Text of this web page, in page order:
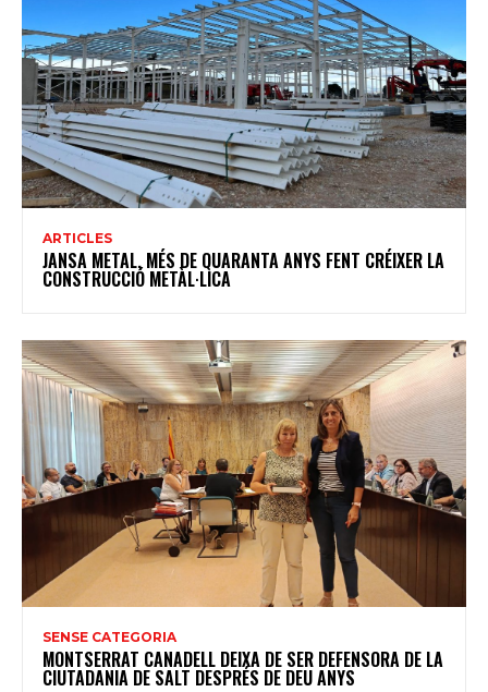
ARTICLES
JANSA METAL, MÉS DE QUARANTA ANYS FENT CRÉIXER LA
CONSTRUCCIÓ METÀL·LICA
SENSE CATEGORIA
MONTSERRAT CANADELL DEIXA DE SER DEFENSORA DE LA
CIUTADANIA DE SALT DESPRÉS DE DEU ANYS